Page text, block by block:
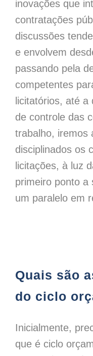
inovações que
contratações
discussões
e envolvem
passando pela
competentes
licitatórios, até
de controle das
trabalho, iremos
disciplinados os
licitações, à luz
primeiro ponto a
um paralelo em
Quais são
do ciclo
Inicialmente,
que é ciclo